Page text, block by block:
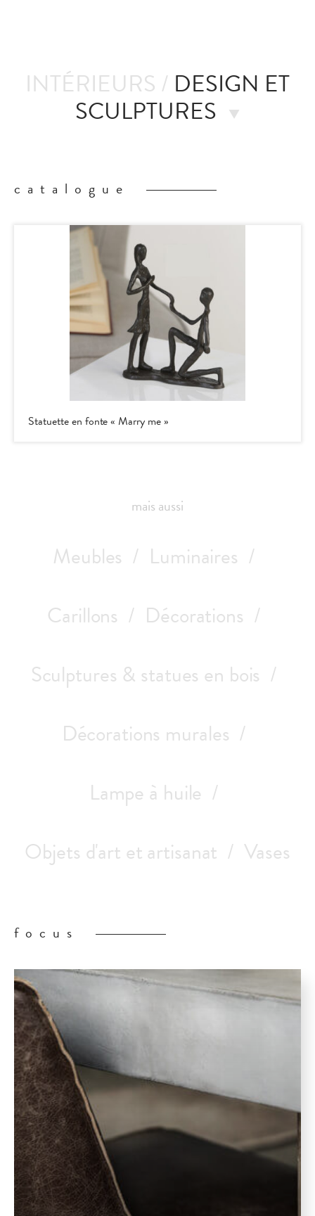
INTÉRIEURS / DESIGN ET
SCULPTURES
catalogue
Statuette en fonte « Marry me »
mais aussi
Meubles
Luminaires
Carillons
Décorations
Sculptures & statues en bois
Décorations murales
Lampe à huile
Objets d'art et artisanat
Vases
focus